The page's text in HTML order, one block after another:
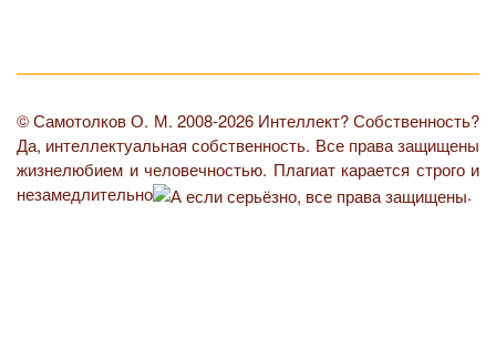
© Самотолков О. М. 2008-2026 Интеллект? Собственность?
Да, интеллектуальная собственность. Все права защищены
жизнелюбием и человечностью. Плагиат карается строго и
незамедлительно
.